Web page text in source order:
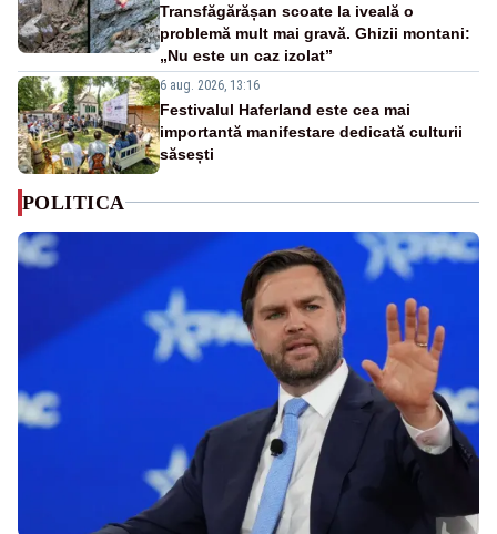
Transfăgărășan scoate la iveală o
problemă mult mai gravă. Ghizii montani:
„Nu este un caz izolat”
6 aug. 2026, 13:16
Festivalul Haferland este cea mai
importantă manifestare dedicată culturii
săsești
POLITICA